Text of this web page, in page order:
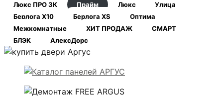
Люкс ПРО 3К
Прайм Люкс
Улица
Берлога Х10
Берлога XS
Оптима
Межкомнатные
ХИТ ПРОДАЖ
СМАРТ
БЛЭК
АлексДорс